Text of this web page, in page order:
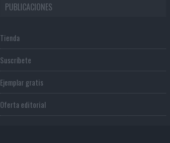
PUBLICACIONES
Tienda
Suscríbete
Ejemplar gratis
Oferta editorial